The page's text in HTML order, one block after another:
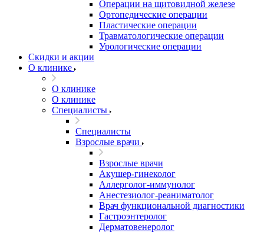
Операции на щитовидной железе
Ортопедические операции
Пластические операции
Травматологические операции
Урологические операции
Скидки и акции
О клинике
О клинике
О клинике
Специалисты
Специалисты
Взрослые врачи
Взрослые врачи
Акушер-гинеколог
Аллерголог-иммунолог
Анестезиолог-реаниматолог
Врач функциональной диагностики
Гастроэнтеролог
Дерматовенеролог